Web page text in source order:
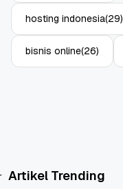
hosting indonesia(29)
bisnis online(26)
Artikel Trending